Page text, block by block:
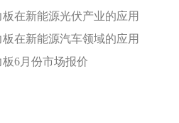
板在新能源光伏产业的应用
板在新能源汽车领域的应用
板6月份市场报价